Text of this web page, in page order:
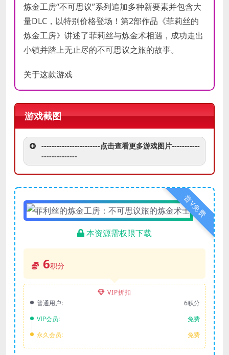
内存
8 GB RAM
显卡
NVIDIA GeForce GTX 660 or over,
AMD Radeon RX 560 or over,
1280×720
DirectX
版本
间
需要 23 GB 可用空间
声卡
16 bit stereo, 48kHz WAVE
file can be played
内存
8 GB RAM
显卡
NVIDIA GeForce GTX 1060 or over,
AMD Radeon RX 5600 XT or over,
1920×1080
DirectX
版本
间
需要 23 GB 可用空间
声卡
16 bit stereo, 48kHz WAVE
file can be played
炼金工房“不可思议”系列追加多种新要素并包含大
量DLC，以特别价格登场！第2部作品《菲莉丝的
炼金工房》讲述了菲莉丝与炼金术相遇，成功走出
小镇并踏上无止尽的不可思议之旅的故事。
关于这款游戏
游戏截图
-----------------------点击查看更多游戏图片-----------
--------------
普V免费
本资源需权限下载
6积分
VIP折扣
普通用户:
6积分
VIP会员:
免费
永久会员:
免费